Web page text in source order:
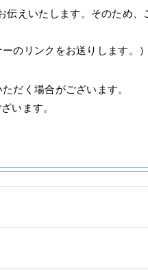
伝えいたします。そのため、
のリンクをお送りします。）
だく場合がございます。
います。